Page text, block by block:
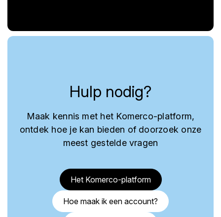
Hulp nodig?
Maak kennis met het Komerco-platform,
ontdek hoe je kan bieden of doorzoek onze
meest gestelde vragen
Het Komerco-platform
Hoe maak ik een account?